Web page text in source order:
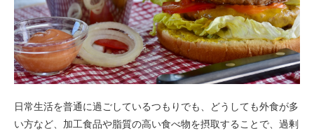
日常生活を普通に過ごしているつもりでも、どうしても外食が多
い方など、加工食品や脂質の高い食べ物を摂取することで、過剰